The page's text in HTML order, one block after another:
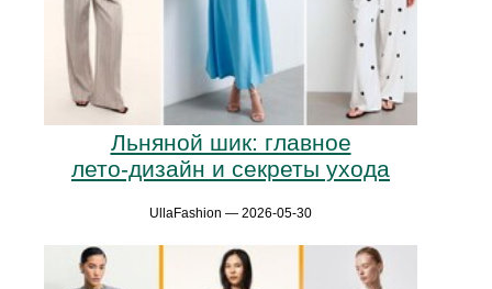
Льняной шик: главное
лето‑дизайн и секреты ухода
UllaFashion — 2026-05-30